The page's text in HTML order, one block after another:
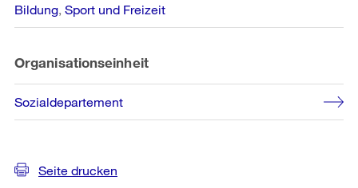
Bildung Sport und Freizeit
Organisationseinheit
Sozialdepartement
Seite drucken